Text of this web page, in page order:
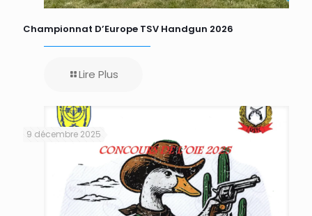
Championnat D’Europe TSV Handgun 2026
Lire Plus
9 décembre 2025